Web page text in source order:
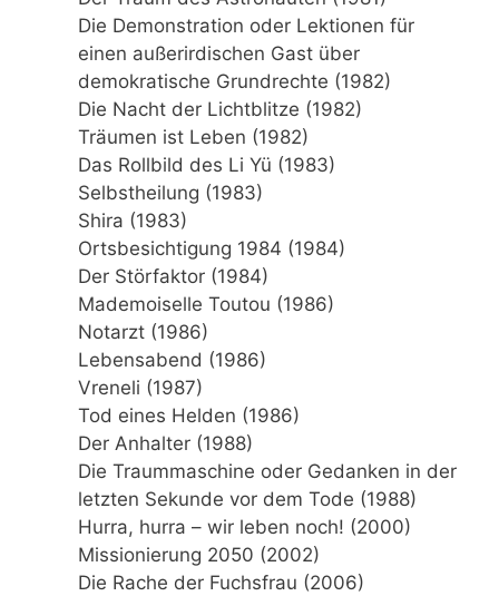
Die Demonstration oder Lektionen für
einen außerirdischen Gast über
demokratische Grundrechte (1982)
Die Nacht der Lichtblitze (1982)
Träumen ist Leben (1982)
Das Rollbild des Li Yü (1983)
Selbstheilung (1983)
Shira (1983)
Ortsbesichtigung 1984 (1984)
Der Störfaktor (1984)
Mademoiselle Toutou (1986)
Notarzt (1986)
Lebensabend (1986)
Vreneli (1987)
Tod eines Helden (1986)
Der Anhalter (1988)
Die Traummaschine oder Gedanken in der
letzten Sekunde vor dem Tode (1988)
Hurra, hurra – wir leben noch! (2000)
Missionierung 2050 (2002)
Die Rache der Fuchsfrau (2006)